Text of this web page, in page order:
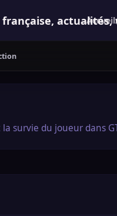
française, Accueil
survie du joueur dans